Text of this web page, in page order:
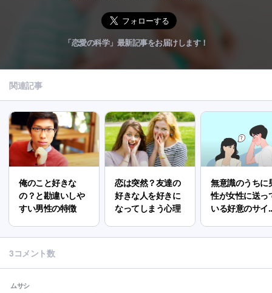
「恋愛の科学」最新記事をお届けします！
関連記事
俺のこと好きな
の？と勘違いしや
すい男性の特徴
恋は突然？友達の
好きな人を好きに
なってしまう心理
無意識のうちに
性が女性に送っ
いる好意のサイ
3コメント数
ムサシ